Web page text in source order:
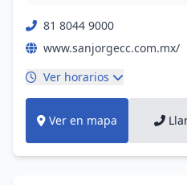
81 8044 9000
www.sanjorgecc.com.mx/
Ver horarios
Ver en mapa